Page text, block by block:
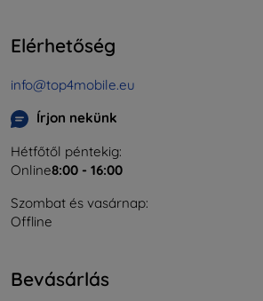
Elérhetőség
info@top4mobile.eu
Írjon nekünk
Hétfőtől péntekig:
Online8:00 - 16:00
Szombat és vasárnap:
Offline
Bevásárlás